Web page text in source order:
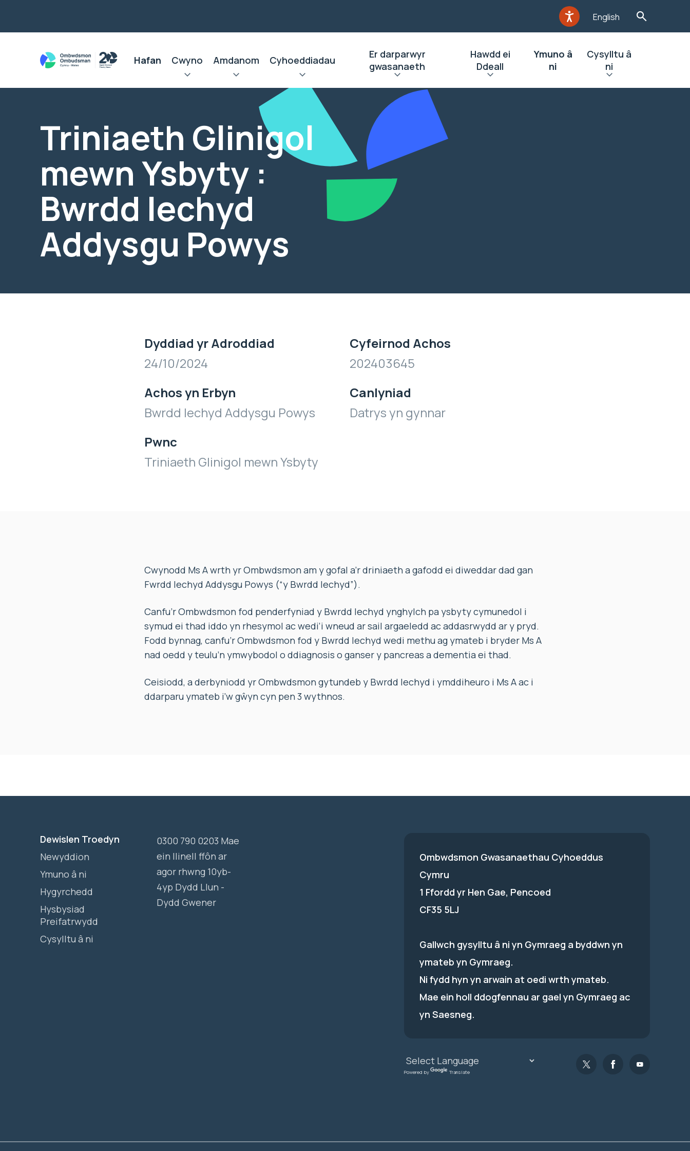
English
Hafan Cwyno Amdanom Cyhoeddiadau
Er darparwyr
gwasanaeth
Hawdd ei
Ddeall
Ymuno â
ni
Cysylltu â
ni
Triniaeth Glinigol
mewn Ysbyty :
Bwrdd Iechyd
Addysgu Powys
Dyddiad yr Adroddiad
24/10/2024
Achos yn Erbyn
Bwrdd Iechyd Addysgu Powys
Pwnc
Triniaeth Glinigol mewn Ysbyty
Cyfeirnod Achos
202403645
Canlyniad
Datrys yn gynnar
Cwynodd Ms A wrth yr Ombwdsmon am y gofal a’r driniaeth a gafodd ei diweddar dad gan
Fwrdd Iechyd Addysgu Powys (“y Bwrdd Iechyd”).
Canfu’r Ombwdsmon fod penderfyniad y Bwrdd Iechyd ynghylch pa ysbyty cymunedol i
symud ei thad iddo yn rhesymol ac wedi’i wneud ar sail argaeledd ac addasrwydd ar y pryd.
Fodd bynnag, canfu’r Ombwdsmon fod y Bwrdd Iechyd wedi methu ag ymateb i bryder Ms A
nad oedd y teulu’n ymwybodol o ddiagnosis o ganser y pancreas a dementia ei thad.
Ceisiodd, a derbyniodd yr Ombwdsmon gytundeb y Bwrdd Iechyd i ymddiheuro i Ms A ac i
ddarparu ymateb i’w gŵyn cyn pen 3 wythnos.
Dewislen Troedyn
Newyddion
Ymuno â ni
Hygyrchedd
Hysbysiad
Preifatrwydd
Cysylltu â ni
0300 790 0203 Mae
ein llinell ffôn ar
agor rhwng 10yb-
4yp Dydd Llun -
Dydd Gwener
Ombwdsmon Gwasanaethau Cyhoeddus
Cymru
1 Ffordd yr Hen Gae, Pencoed
CF35 5LJ
Gallwch gysylltu â ni yn Gymraeg a byddwn yn
ymateb yn Gymraeg.
Ni fydd hyn yn arwain at oedi wrth ymateb.
Mae ein holl ddogfennau ar gael yn Gymraeg ac
yn Saesneg.
Powered by Translate